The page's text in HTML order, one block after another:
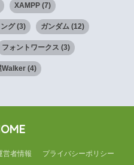
XAMPP(7)
グ(3) ガンダム(12)
フォントワークス (3)
Walker(4)
営者情報 プライバシーポリシー